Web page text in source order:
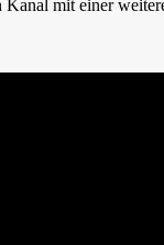
mit einer